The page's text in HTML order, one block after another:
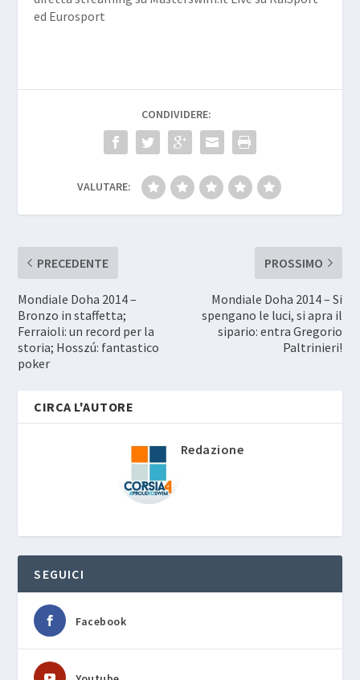
ed Eurosport
CONDIVIDERE:
VALUTARE:
PRECEDENTE
Mondiale Doha 2014 –
Bronzo in staffetta;
Ferraioli: un record per la
storia; Hosszú: fantastico
poker
PROSSIMO
Mondiale Doha 2014 – Si
spengano le luci, si apra il
sipario: entra Gregorio
Paltrinieri!
CIRCA L'AUTORE
Redazione
SEGUICI
Facebook